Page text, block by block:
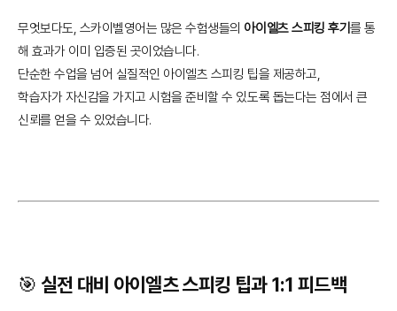
무엇보다도, 스카이벨영어는 많은 수험생들의 아이엘츠 스피킹 후기를 통
해 효과가 이미 입증된 곳이었습니다.
단순한 수업을 넘어 실질적인 아이엘츠 스피킹 팁을 제공하고,
학습자가 자신감을 가지고 시험을 준비할 수 있도록 돕는다는 점에서 큰
신뢰를 얻을 수 있었습니다.
🎯 실전 대비 아이엘츠 스피킹 팁과 1:1 피드백